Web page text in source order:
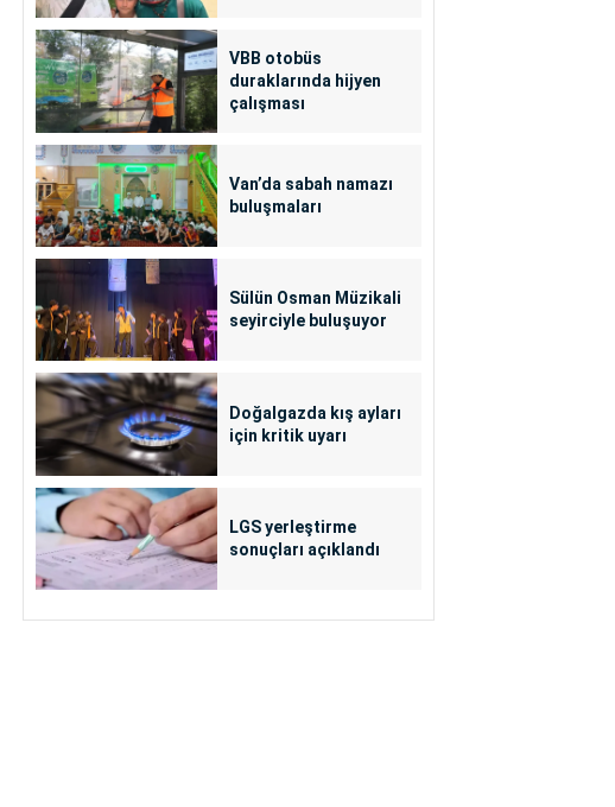
VBB otobüs
duraklarında hijyen
çalışması
Van’da sabah namazı
buluşmaları
Sülün Osman Müzikali
seyirciyle buluşuyor
Doğalgazda kış ayları
için kritik uyarı
LGS yerleştirme
sonuçları açıklandı